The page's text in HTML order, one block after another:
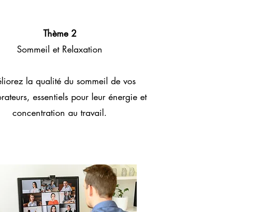
Thème 2
Sommeil et Relaxation
la qualité du sommeil de vos
essentiels pour leur énergie et
concentration au travail.